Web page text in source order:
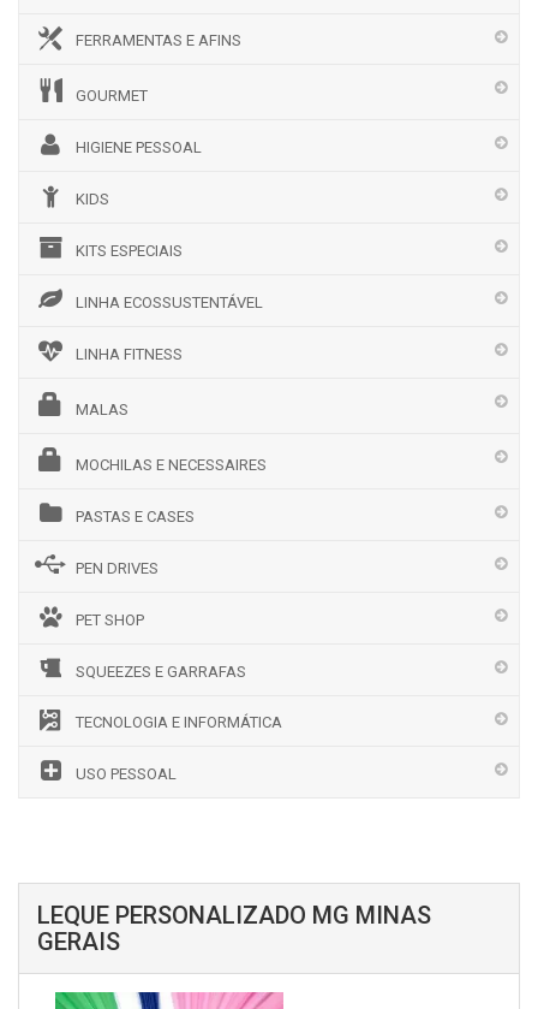
FERRAMENTAS E AFINS
GOURMET
HIGIENE PESSOAL
KIDS
KITS ESPECIAIS
LINHA ECOSSUSTENTÁVEL
LINHA FITNESS
MALAS
MOCHILAS E NECESSAIRES
PASTAS E CASES
PEN DRIVES
PET SHOP
SQUEEZES E GARRAFAS
TECNOLOGIA E INFORMÁTICA
USO PESSOAL
LEQUE PERSONALIZADO MG MINAS
GERAIS